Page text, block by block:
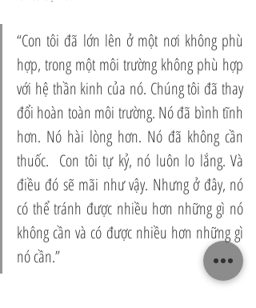
“Con tôi đã lớn lên ở một nơi không phù
hợp, trong một môi trường không phù hợp
với hệ thần kinh của nó. Chúng tôi đã thay
đổi hoàn toàn môi trường. Nó đã bình tĩnh
hơn. Nó hài lòng hơn. Nó đã không cần
thuốc.  Con tôi tự kỷ, nó luôn lo lắng. Và
điều đó sẽ mãi như vậy. Nhưng ở đây, nó
có thể tránh được nhiều hơn những gì nó
không cần và có được nhiều hơn những gì
nó cần.”